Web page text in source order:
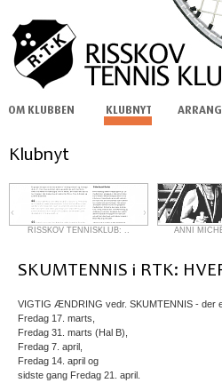
RISSKOV TENNISKLUB: .. ANNI
VIGTIG ÆNDRING vedr. SKUMTENNIS - der
Fredag 17. marts,
Fredag 31. marts (Hal B),
Fredag 7. april,
Fredag 14. april og
sidste gang Fredag 21. april.